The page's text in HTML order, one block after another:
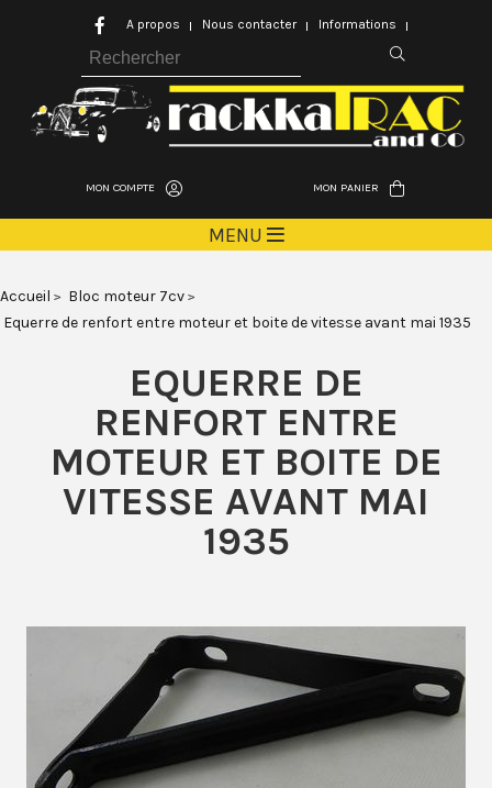
MON COMPTE MON PANIER
MENU
Accueil
Bloc moteur 7cv
Equerre de renfort entre moteur et boite de vitesse avant mai 1935
EQUERRE DE
RENFORT ENTRE
MOTEUR ET BOITE DE
VITESSE AVANT MAI
1935
A propos Nous contacter Informations